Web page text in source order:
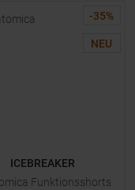
-35%
NEU
ICEBREAKER
Funktionsshorts